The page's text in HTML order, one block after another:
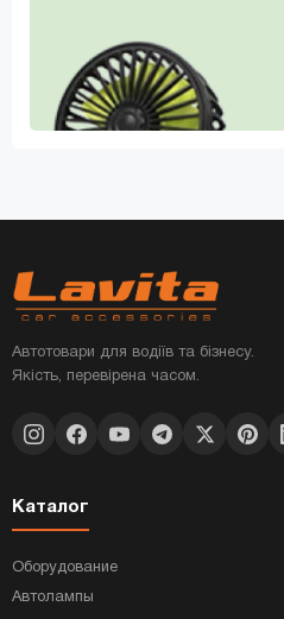
Автотовари для водіїв та бізнесу.
Якість, перевірена часом.
Каталог
Оборудование
Автолампы